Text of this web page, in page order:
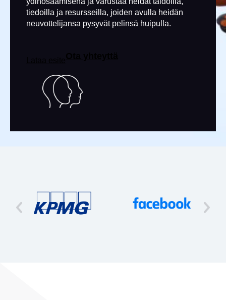
tiedoilla ja resursseilla, joiden avulla heidän
neuvottelijansa pysyvät pelinsä huipulla.